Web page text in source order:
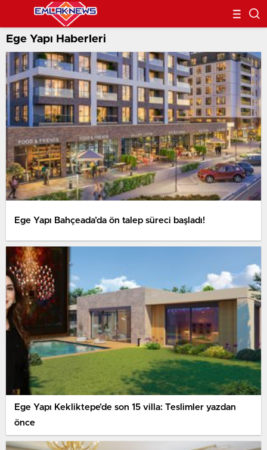
Ege Yapı Haberleri
Ege Yapı Bahçeada’da ön talep süreci başladı!
Ege Yapı Kekliktepe’de son 15 villa: Teslimler yazdan
önce